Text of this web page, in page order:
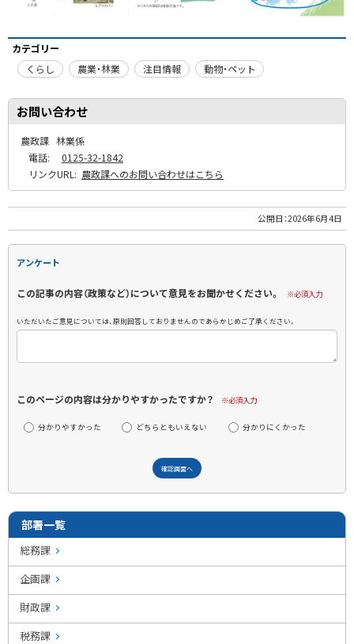
カテゴリー
くらし
農業・林業 注目情報 動物・ペット
お問い合わせ
農政課 林業係
電話:
0125-32-1842
リンクURL: 農政課へのお問い合わせはこちら
公開日：2026年6月4日
アンケート
この記事の内容（政策など）について意見をお聞かせください。 ※必須入力
いただいたご意見については、原則回答しておりませんのであらかじめご了承ください。
このページの内容は分かりやすかったですか？ ※必須入力
分かりやすかった どちらともいえない 分かりにくかった
部署一覧
総務課
企画課
財政課
税務課